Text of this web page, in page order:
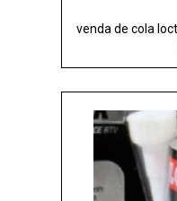
venda de cola